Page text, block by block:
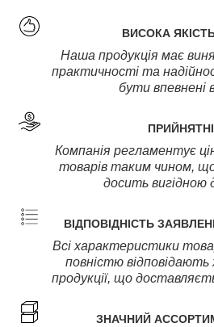
ВИСОКА
Наша продукція має
практичності та
бути впевнені в
Компанія регламентує
товарів таким чином,
досить вигідною
ВІДПОВІДНІСТЬ
Всі характеристики
повністю
продукції, що
ЗНАЧНИЙ